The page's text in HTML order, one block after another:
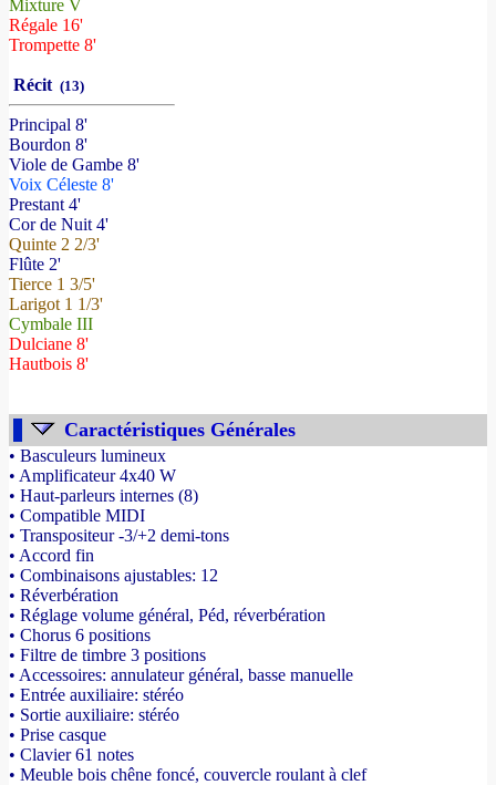
Mixture V
Régale 16'
Trompette 8'
Récit (13)
Principal 8'
Bourdon 8'
Viole de Gambe 8'
Voix Céleste 8'
Prestant 4'
Cor de Nuit 4'
Quinte 2 2/3'
Flûte 2'
Tierce 1 3/5'
Larigot 1 1/3'
Cymbale III
Dulciane 8'
Hautbois 8'
Caractéristiques Générales
• Basculeurs lumineux
• Amplificateur 4x40 W
• Haut-parleurs internes (8)
• Compatible MIDI
• Transpositeur -3/+2 demi-tons
• Accord fin
• Combinaisons ajustables: 12
• Réverbération
• Réglage volume général, Péd, réverbération
• Chorus 6 positions
• Filtre de timbre 3 positions
• Accessoires: annulateur général, basse manuelle
• Entrée auxiliaire: stéréo
• Sortie auxiliaire: stéréo
• Prise casque
• Clavier 61 notes
• Meuble bois chêne foncé, couvercle roulant à clef